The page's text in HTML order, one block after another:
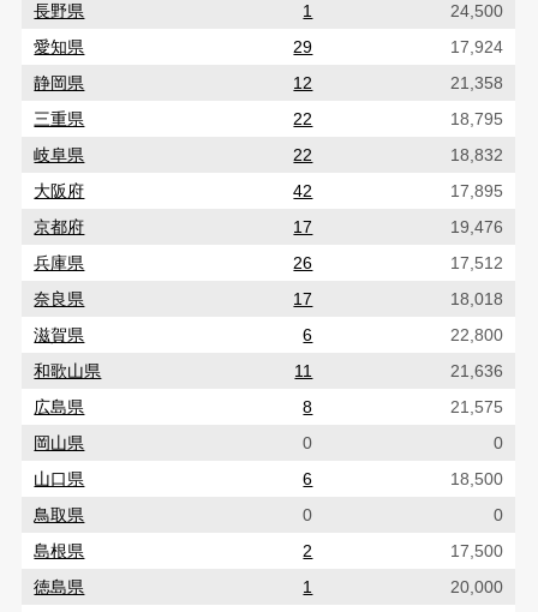
長野県
1
24,500
愛知県
29
17,924
静岡県
12
21,358
三重県
22
18,795
岐阜県
22
18,832
大阪府
42
17,895
京都府
17
19,476
兵庫県
26
17,512
奈良県
17
18,018
滋賀県
6
22,800
和歌山県
11
21,636
広島県
8
21,575
岡山県
0
0
山口県
6
18,500
鳥取県
0
0
島根県
2
17,500
徳島県
1
20,000